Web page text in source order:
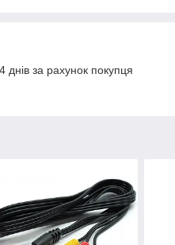
за рахунок покупця